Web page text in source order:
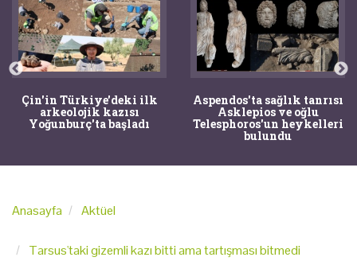
Çin'in Türkiye'deki ilk
arkeolojik kazısı
Yoğunburç'ta başladı
Aspendos'ta sağlık tanrısı
Asklepios ve oğlu
Telesphoros'un heykelleri
bulundu
Anasayfa Aktüel
Tarsus'taki gizemli kazı bitti ama tartışması bitmedi